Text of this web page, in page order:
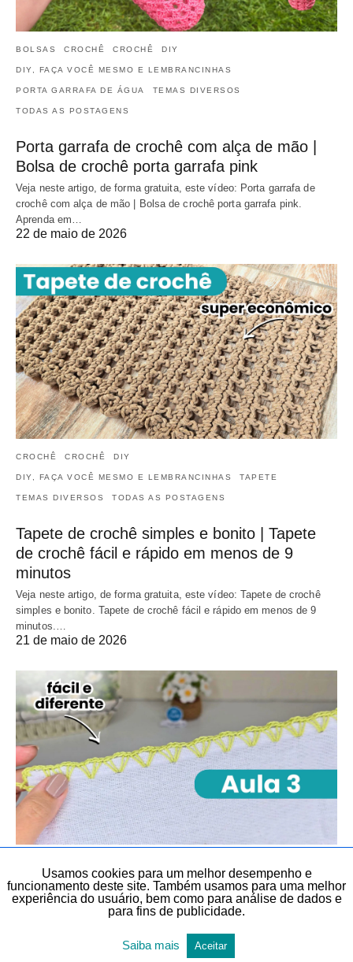
BOLSAS CROCHÊ CROCHÊ DIY
DIY, FAÇA VOCÊ MESMO E LEMBRANCINHAS
PORTA GARRAFA DE ÁGUA TEMAS DIVERSOS
TODAS AS POSTAGENS
Porta garrafa de crochê com alça de mão |
Bolsa de crochê porta garrafa pink
Veja neste artigo, de forma gratuita, este vídeo: Porta garrafa de
crochê com alça de mão | Bolsa de crochê porta garrafa pink.
Aprenda em…
22 de maio de 2026
CROCHÊ CROCHÊ DIY
DIY, FAÇA VOCÊ MESMO E LEMBRANCINHAS TAPETE
TEMAS DIVERSOS TODAS AS POSTAGENS
Tapete de crochê simples e bonito | Tapete
de crochê fácil e rápido em menos de 9
minutos
Veja neste artigo, de forma gratuita, este vídeo: Tapete de crochê
simples e bonito. Tapete de crochê fácil e rápido em menos de 9
minutos.…
21 de maio de 2026
CROCHÊ DIY DIY, FAÇA VOCÊ MESMO E LEMBRANCINHAS
SÉRIE BICOS PARA INICIANTES TEMAS DIVERSOS
Usamos cookies para um melhor desempenho e
funcionamento deste site. Também usamos para uma melhor
experiência do usuário, bem como para análise de dados e
para fins de publicidade.
Saiba mais Aceitar